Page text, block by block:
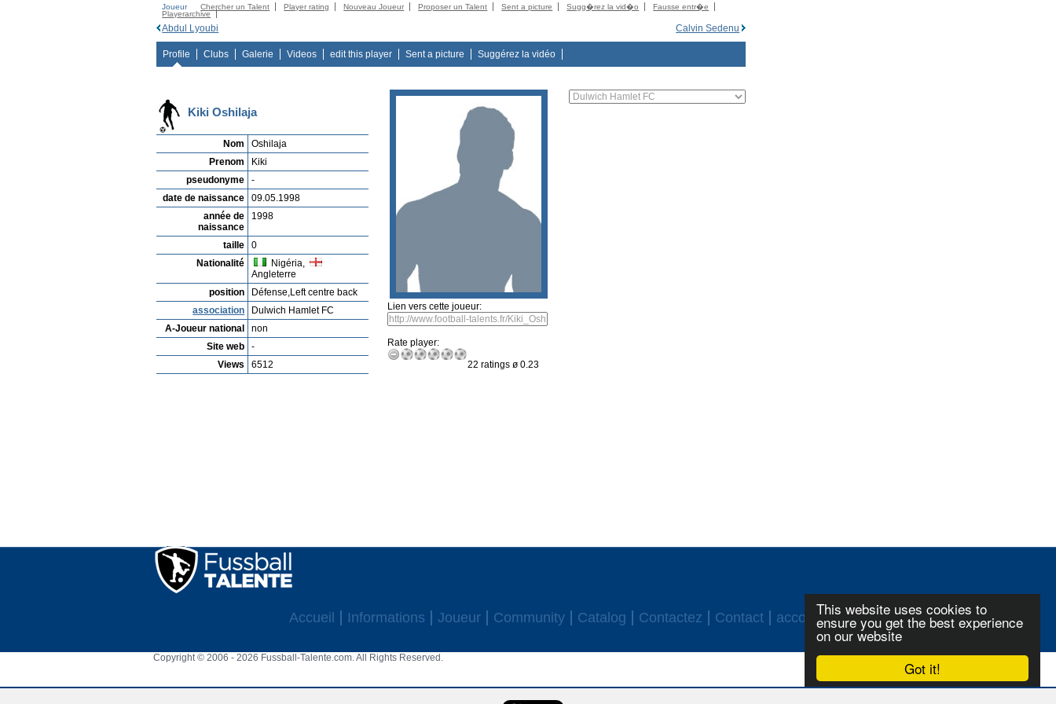
Got it!
This website uses cookies to
ensure you get the best experience
on our website
Joueur Chercher un Talent Player rating Nouveau Joueur Proposer un Talent Sent a picture Sugg�rez la vid�o
Fausse entr�e
Playerarchive
Calvin Sedenu
Abdul Lyoubi
Profile Clubs Galerie Videos edit this player Sent a picture Suggérez la vidéo
Kiki Oshilaja
Nom
Oshilaja
Prenom
Kiki
pseudonyme
-
date de naissance
09.05.1998
année de
naissance
1998
taille
0
Nationalité
Nigéria,
Angleterre
position
Défense,Left centre back
association
Dulwich Hamlet FC
A-Joueur national
non
Site web
-
Views
6512
Lien vers cette joueur:
Rate player:
22 ratings ø 0.23
Accueil Informations Joueur Community Catalog Contactez Contact accord ASF Login
Copyright © 2006 - 2026 Fussball-Talente.com. All Rights Reserved.